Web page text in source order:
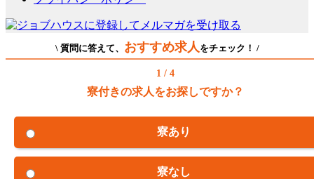
\ 質問に答えて、 おすすめ求人をチェック！ /
1 / 4
寮付きの求人をお探しですか？
寮あり
寮なし